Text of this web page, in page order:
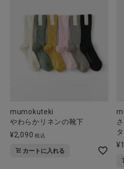
ショップリスト
mumokuteki
やわらかリネンの靴下
¥2,090 税込
カートに入れる
¥